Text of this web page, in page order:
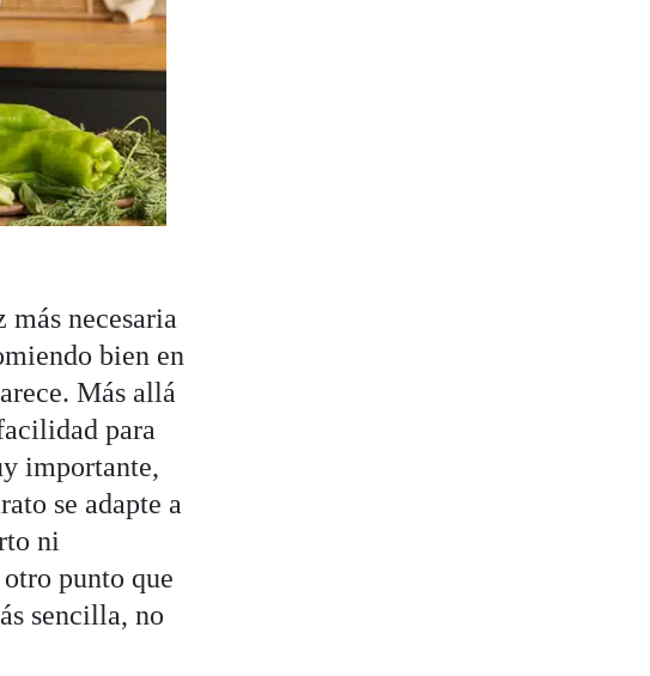
necesaria
bien en
Más allá
para
importante,
se adapte a
ni
punto que
sencilla, no